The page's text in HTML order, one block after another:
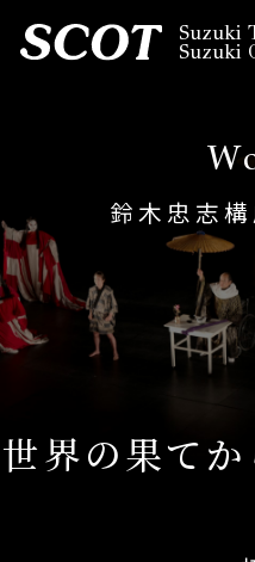
Suzuki
Suzuki
鈴木忠志
世界の果て